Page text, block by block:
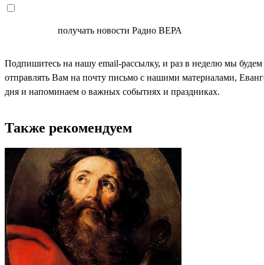
получать новости Радио ВЕРА
Подпишитесь на нашу email-рассылку, и раз в неделю мы будем
отправлять Вам на почту письмо с нашими материалами,
дня и напоминаем о важных событиях и праздниках.
Также рекомендуем